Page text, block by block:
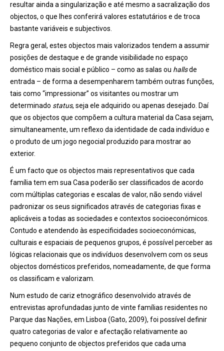
resultar ainda a singularização e até mesmo a sacralização dos
objectos, o que lhes conferirá valores estatutários e de troca
bastante variáveis e subjectivos.
Regra geral, estes objectos mais valorizados tendem a assumir
posições de destaque e de grande visibilidade no espaço
doméstico mais social e público – como as salas ou hallsde
entrada – de forma a desempenharem também outras funções,
tais como “impressionar” os visitantes ou mostrar um
determinado status, seja ele adquirido ou apenas desejado. Daí
que os objectos que compõem a cultura material da Casa sejam,
simultaneamente, um reflexo da identidade de cada indivíduo e
o produto de um jogo negocial produzido para mostrar ao
exterior.
É um facto que os objectos mais representativos que cada
família tem em sua Casa poderão ser classificados de acordo
com múltiplas categorias e escalas de valor, não sendo viável
padronizar os seus significados através de categorias fixas e
aplicáveis a todas as sociedades e contextos socioeconómicos.
Contudo e atendendo às especificidades socioeconómicas,
culturais e espaciais de pequenos grupos, é possível perceber as
lógicas relacionais que os indivíduos desenvolvem com os seus
objectos domésticos preferidos, nomeadamente, de que forma
os classificam e valorizam.
Num estudo de cariz etnográfico desenvolvido através de
entrevistas aprofundadas junto de vinte famílias residentes no
Parque das Nações, em Lisboa (Gato, 2009), foi possível definir
quatro categorias de valor e afectação relativamente ao
pequeno conjunto de objectos preferidos que cada uma